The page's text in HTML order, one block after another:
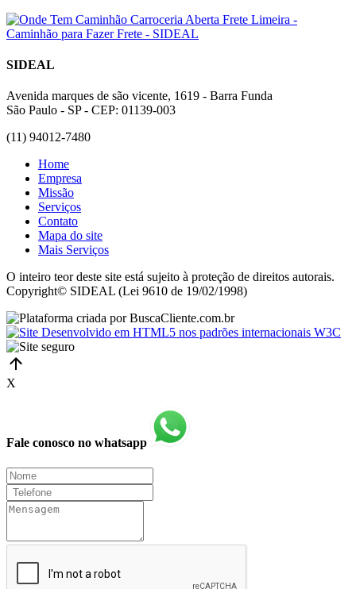
SIDEAL
Avenida marques de são vicente, 1619 - Barra Funda
São Paulo - SP - CEP: 01139-003
(11) 94012-7480
Home
Empresa
Missão
Serviços
Contato
Mapa do site
Mais Serviços
O inteiro teor deste site está sujeito à proteção de direitos autorais.
Copyright© SIDEAL (Lei 9610 de 19/02/1998)
X
Fale conosco no whatsapp